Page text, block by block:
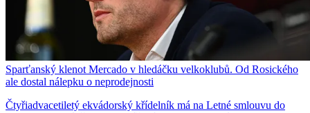
Sparťanský klenot Mercado v hledáčku velkoklubů. Od Rosického
ale dostal nálepku o neprodejnosti
Čtyřiadvacetiletý ekvádorský křídelník má na Letné smlouvu do